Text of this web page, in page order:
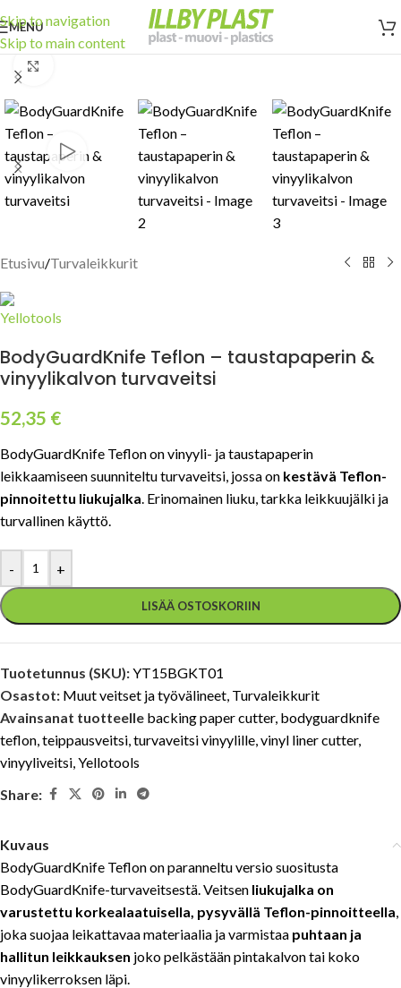
Skip to navigation
Skip to main content
MENU
Etusivu/Turvaleikkurit
BodyGuardKnife Teflon – taustapaperin &
vinyylikalvon turvaveitsi
52,35 €
BodyGuardKnife Teflon on vinyyli- ja taustapaperin
leikkaamiseen suunniteltu turvaveitsi, jossa on kestävä Teflon-
pinnoitettu liukujalka. Erinomainen liuku, tarkka leikkuujälki ja
turvallinen käyttö.
- +
LISÄÄ OSTOSKORIIN
Tuotetunnus (SKU):YT15BGKT01
Osastot: Muut veitset ja työvälineet, Turvaleikkurit
Avainsanat tuotteelle backing paper cutter, bodyguardknife
teflon,teippausveitsi,turvaveitsi vinyylille,vinyl liner cutter,
vinyyliveitsi,Yellotools
Share:
Kuvaus
BodyGuardKnife Teflon on paranneltu versio suositusta
BodyGuardKnife-turvaveitsestä. Veitsen liukujalka on
varustettu korkealaatuisella, pysyvällä Teflon-pinnoitteella,
joka suojaa leikattavaa materiaalia ja varmistaa puhtaan ja
hallitun leikkauksen joko pelkästään pintakalvon tai koko
vinyylikerroksen läpi.